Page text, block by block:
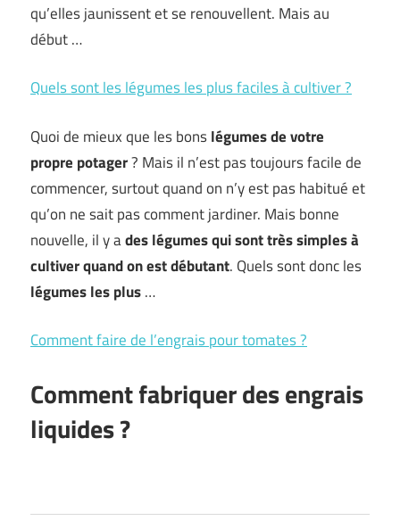
qu’elles jaunissent et se renouvellent. Mais au
début …
Quels sont les légumes les plus faciles à cultiver ?
Quoi de mieux que les bonslégumes de votre
propre potager? Mais il n’est pas toujours facile de
commencer, surtout quand on n’y est pas habitué et
qu’on ne sait pas comment jardiner. Mais bonne
nouvelle, il y ades légumes qui sont très simples à
cultiver quand on est débutant. Quels sont donc les
légumes les plus…
Comment faire de l’engrais pour tomates ?
Comment fabriquer des engrais
liquides ?